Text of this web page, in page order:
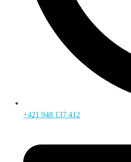
+421 948 137 412